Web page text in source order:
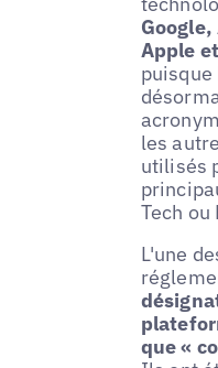
Apple
puisque
les
utilisés
Tech ou
L'une
que «